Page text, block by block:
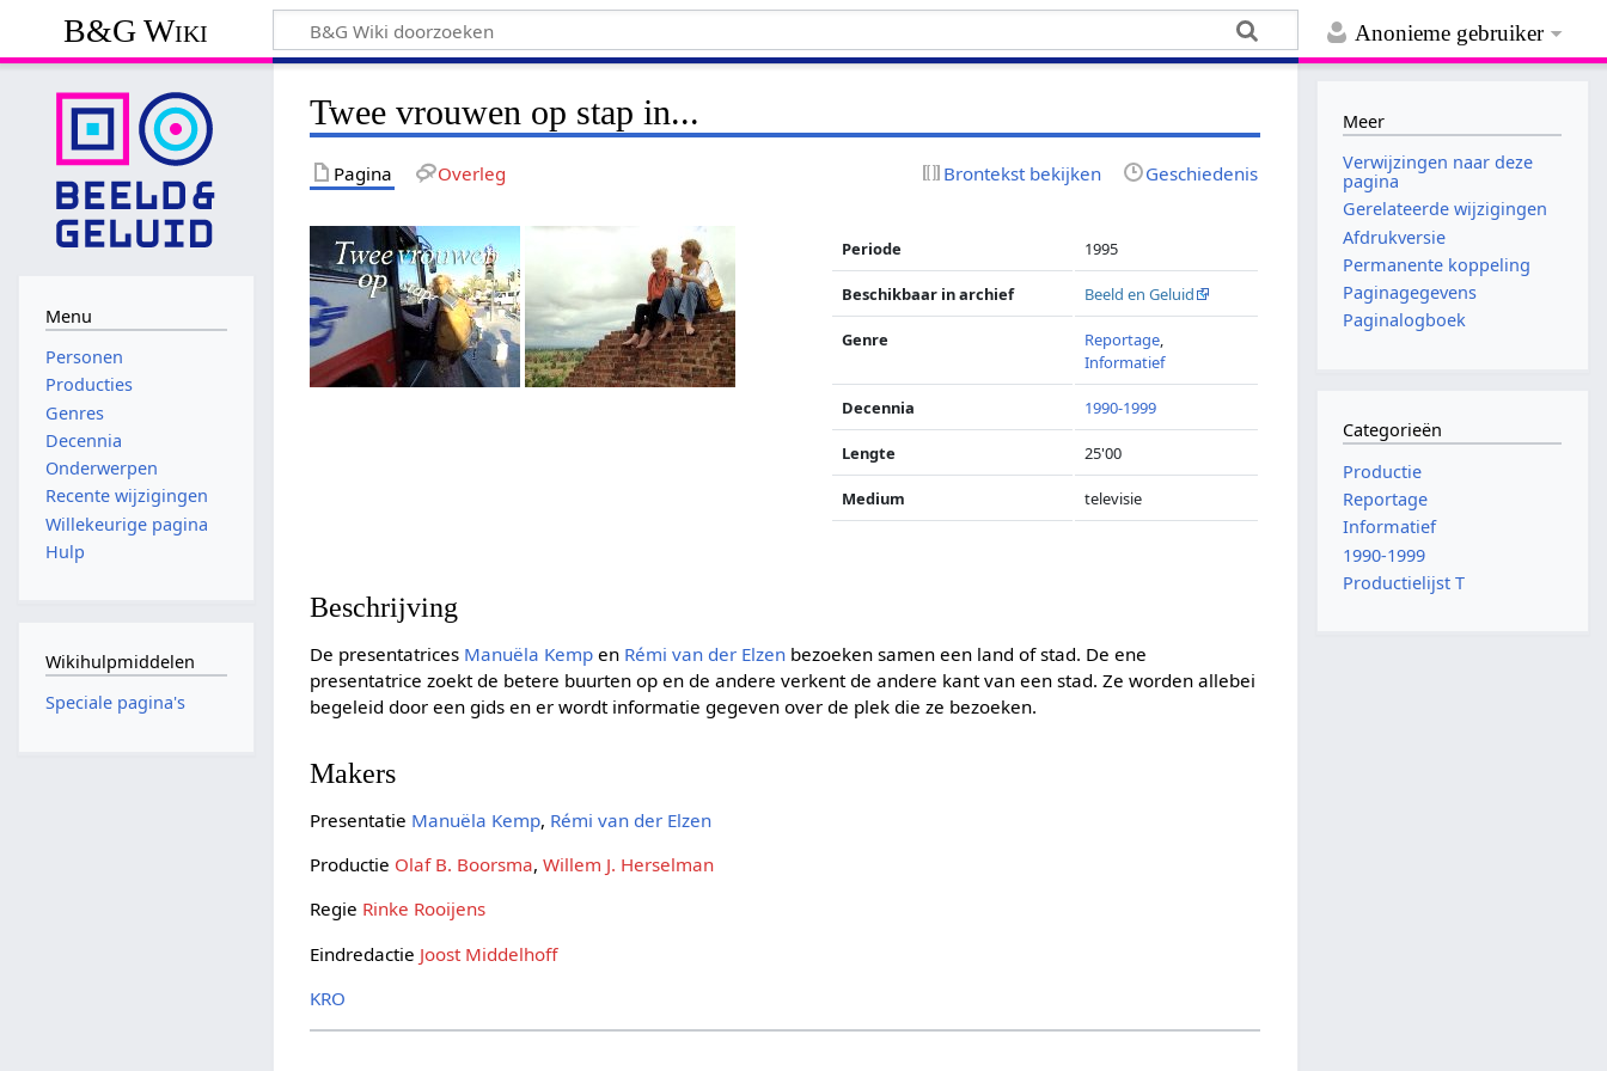
Anonieme gebruiker
B&G Wiki
Twee vrouwen op stap in...
Pagina Overleg Brontekst bekijken Geschiedenis
Periode 1995
Beschikbaar in archief Beeld en Geluid
Genre Reportage,
Informatief
Decennia 1990-1999
Lengte 25'00
Medium televisie
Beschrijving
De presentatrices Manuëla Kemp en Rémi van der Elzen bezoeken samen een land of stad. De ene
presentatrice zoekt de betere buurten op en de andere verkent de andere kant van een stad. Ze worden allebei
begeleid door een gids en er wordt informatie gegeven over de plek die ze bezoeken.
Makers
Presentatie Manuëla Kemp, Rémi van der Elzen
Productie Olaf B. Boorsma,Willem J. Herselman
Regie Rinke Rooijens
Eindredactie Joost Middelhoff
KRO
Menu
Personen
Producties
Genres
Decennia
Onderwerpen
Recente wijzigingen
Willekeurige pagina
Hulp
Wikihulpmiddelen
Speciale pagina's
Meer
Verwijzingen naar deze
pagina
Gerelateerde wijzigingen
Afdrukversie
Permanente koppeling
Paginagegevens
Paginalogboek
Categorieën
Productie
Reportage
Informatief
1990-1999
Productielijst T